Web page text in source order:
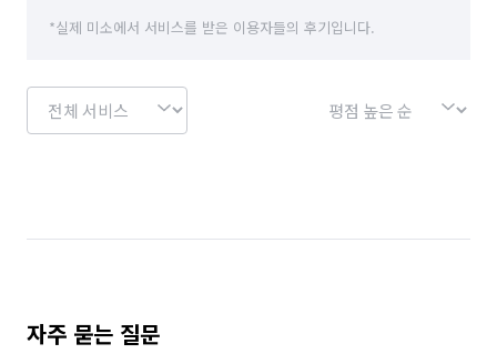
*실제 미소에서 서비스를 받은 이용자들의 후기입니다.
자주 묻는 질문